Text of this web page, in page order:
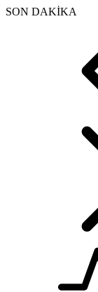
SON DAKİKA